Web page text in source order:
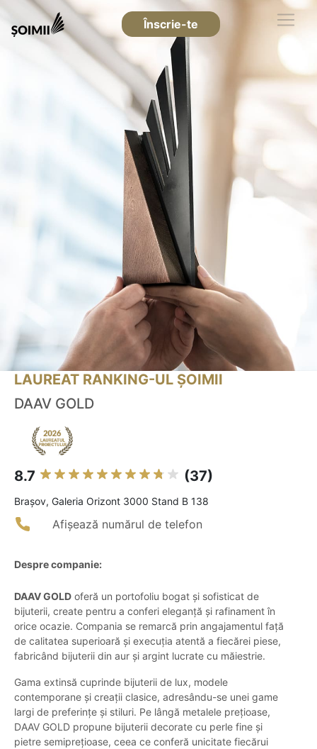
Înscrie-te
LAUREAT RANKING-UL ȘOIMII
DAAV GOLD
8.7 (37)
Braşov, Galeria Orizont 3000 Stand B 138
Afișează numărul de telefon
Despre companie:
DAAV GOLD oferă un portofoliu bogat și sofisticat de
bijuterii, create pentru a conferi eleganță și rafinament în
orice ocazie. Compania se remarcă prin angajamentul față
de calitatea superioară și execuția atentă a fiecărei piese,
fabricând bijuterii din aur și argint lucrate cu măiestrie.
Gama extinsă cuprinde bijuterii de lux, modele
contemporane și creații clasice, adresându-se unei game
largi de preferințe și stiluri. Pe lângă metalele prețioase,
DAAV GOLD propune bijuterii decorate cu perle fine și
pietre semiprețioase, ceea ce conferă unicitate fiecărui